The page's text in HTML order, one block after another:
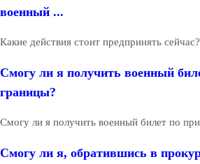
военный ...
Какие действия стоит предпринять сейчас?
Смогу ли я получить военный
границы?
Смогу ли я получить военный билет по
Смогу ли я, обратившись в